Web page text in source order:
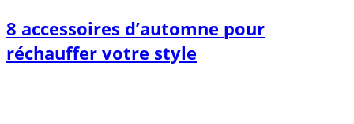
8 accessoires d’automne pour
réchauffer votre style